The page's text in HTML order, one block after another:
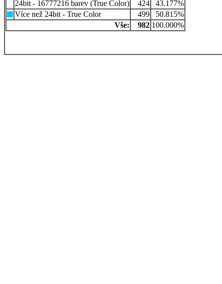
24bit - 16777216 barev (True Color)
424
43.177%
Více než 24bit - True Color
499
50.815%
Vše:
982 100.000%